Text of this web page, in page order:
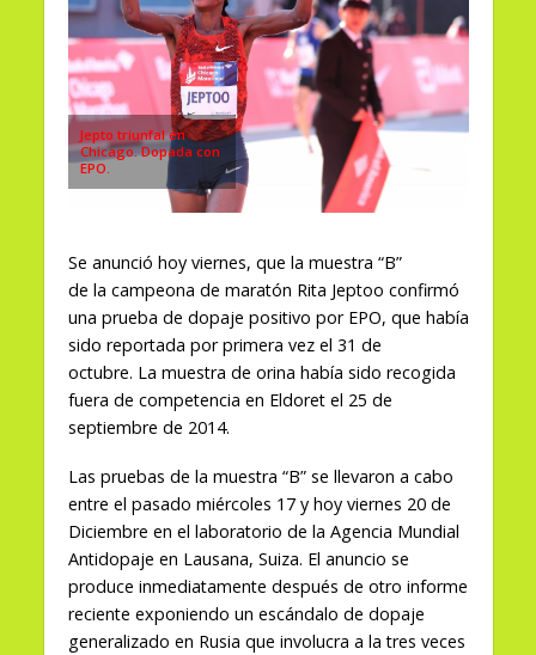
Jepto triunfal en
Chicago. Dopada con
EPO.
Se anunció hoy viernes, que la muestra “B”
de la campeona de maratón Rita Jeptoo confirmó
una prueba de dopaje positivo por EPO, que había
sido reportada por primera vez el 31 de
octubre. La muestra de orina había sido recogida
fuera de competencia en Eldoret el 25 de
septiembre de 2014.
Las pruebas de la muestra “B” se llevaron a cabo
entre el pasado miércoles 17 y hoy viernes 20 de
Diciembre en el laboratorio de la Agencia Mundial
Antidopaje en Lausana, Suiza. El anuncio se
produce inmediatamente después de otro informe
reciente exponiendo un escándalo de dopaje
generalizado en Rusia que involucra a la tres veces